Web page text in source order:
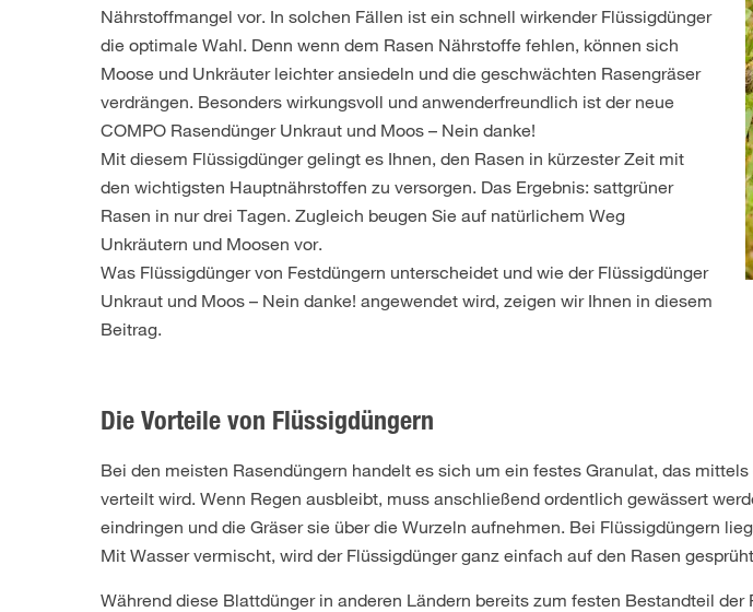
Nährstoffmangel vor. In solchen Fällen ist ein schnell wirkender Flüssigdünger
die optimale Wahl. Denn wenn dem Rasen Nährstoffe fehlen, können sich
Moose und Unkräuter leichter ansiedeln und die geschwächten Rasengräser
verdrängen. Besonders wirkungsvoll und anwenderfreundlich ist der neue
COMPO Rasendünger Unkraut und Moos – Nein danke!
Mit diesem Flüssigdünger gelingt es Ihnen, den Rasen in kürzester Zeit mit
den wichtigsten Hauptnährstoffen zu versorgen. Das Ergebnis: sattgrüner
Rasen in nur drei Tagen. Zugleich beugen Sie auf natürlichem Weg
Unkräutern und Moosen vor.
Was Flüssigdünger von Festdüngern unterscheidet und wie der Flüssigdünger
Unkraut und Moos – Nein danke! angewendet wird, zeigen wir Ihnen in diesem
Beitrag.
Die Vorteile von Flüssigdüngern
Bei den meisten Rasendüngern handelt es sich um ein festes Granulat, das
verteilt wird. Wenn Regen ausbleibt, muss anschließend ordentlich gewässert
eindringen und die Gräser sie über die Wurzeln aufnehmen. Bei Flüssigdüngern
Mit Wasser vermischt, wird der Flüssigdünger ganz einfach auf den Rasen
Während diese Blattdünger in anderen Ländern bereits zum festen Bestandteil